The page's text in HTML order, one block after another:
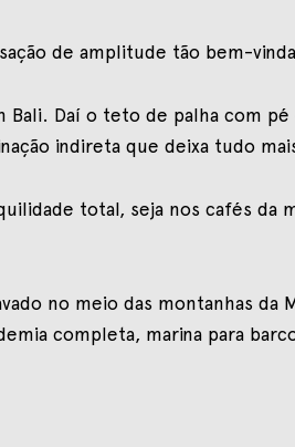
de amplitude tão bem-
Bali. Daí o teto de palha com
indireta que deixa tudo
total, seja nos cafés da
no meio das montanhas da
completa, marina para